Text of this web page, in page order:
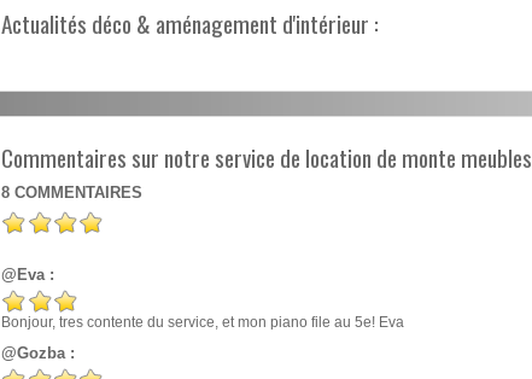
Actualités déco & aménagement d'intérieur :
Commentaires sur notre service de location de monte meubles
8 COMMENTAIRES
@Eva :
Bonjour, tres contente du service, et mon piano file au 5e! Eva
@Gozba :